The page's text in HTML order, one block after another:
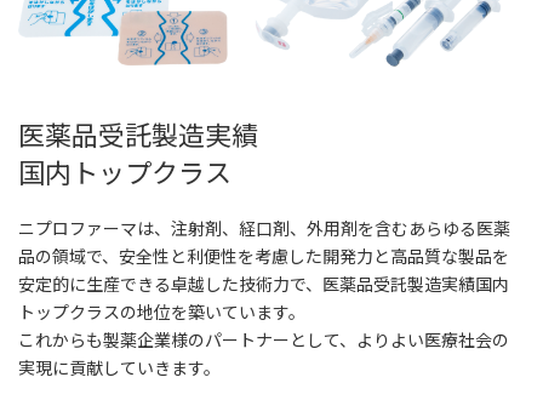
医薬品受託製造実績
国内トップクラス
ニプロファーマは、注射剤、経口剤、外用剤を含むあらゆる医薬
品の領域で、安全性と利便性を考慮した開発力と高品質な製品を
安定的に生産できる卓越した技術力で、医薬品受託製造実績国内
トップクラスの地位を築いています。
これからも製薬企業様のパートナーとして、よりよい医療社会の
実現に貢献していきます。